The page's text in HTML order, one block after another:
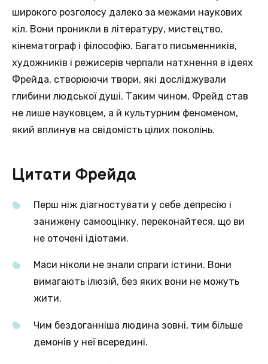
широкого розголосу далеко за межами наукових
кіл. Вони проникли в літературу, мистецтво,
кінематограф і філософію. Багато письменників,
художників і режисерів черпали натхнення в ідеях
Фрейда, створюючи твори, які досліджували
глибини людської душі. Таким чином, Фрейд став
не лише науковцем, а й культурним феноменом,
який вплинув на свідомість цілих поколінь.
Цитати Фрейда
Перш ніж діагностувати у себе депресію і
занижену самооцінку, переконайтеся, що ви
не оточені ідіотами.
Маси ніколи не знали спраги істини. Вони
вимагають ілюзій, без яких вони не можуть
жити.
Чим бездоганніша людина зовні, тим більше
демонів у неї всередині.